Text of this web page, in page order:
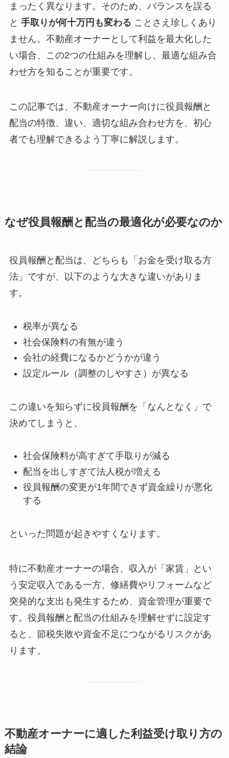
まったく異なります。そのため、バランスを誤る
と 手取りが何十万円も変わる ことさえ珍しくあり
ません。不動産オーナーとして利益を最大化した
い場合、この2つの仕組みを理解し、最適な組み合
わせ方を知ることが重要です。
この記事では、不動産オーナー向けに役員報酬と
配当の特徴、違い、適切な組み合わせ方を、初心
者でも理解できるよう丁寧に解説します。
なぜ役員報酬と配当の最適化が必要なのか
役員報酬と配当は、どちらも「お金を受け取る方
法」ですが、以下のような大きな違いがありま
す。
税率が異なる
社会保険料の有無が違う
会社の経費になるかどうかが違う
設定ルール（調整のしやすさ）が異なる
この違いを知らずに役員報酬を「なんとなく」で
決めてしまうと、
社会保険料が高すぎて手取りが減る
配当を出しすぎて法人税が増える
役員報酬の変更が1年間できず資金繰りが悪化
する
といった問題が起きやすくなります。
特に不動産オーナーの場合、収入が「家賃」とい
う安定収入である一方、修繕費やリフォームなど
突発的な支出も発生するため、資金管理が重要で
す。役員報酬と配当の仕組みを理解せずに設定す
ると、節税失敗や資金不足につながるリスクがあ
ります。
不動産オーナーに適した利益受け取り方の
結論